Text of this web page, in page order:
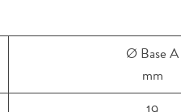
Ø Base A
mm